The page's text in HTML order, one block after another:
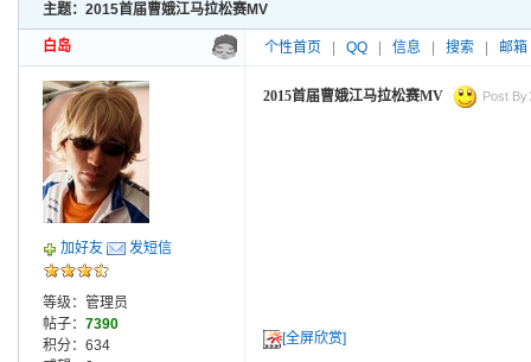
新的主题
投票帖
小字报
主题：2015首届曹娥江马拉松赛MV
白岛 个性首页 QQ 信息 搜索 邮箱
加好友 发短信
等级：管理员
帖子： 7390
积分：634
2015首届曹娥江马拉松赛MV Post By
[全屏欣赏]